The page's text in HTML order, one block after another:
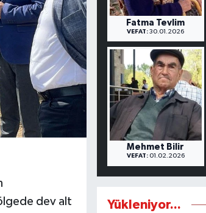
dev alt
Fatma Tevlim
VEFAT: 30.01.2026
Mehmet Bilir
VEFAT:01.02.2026
Yükleniyor...